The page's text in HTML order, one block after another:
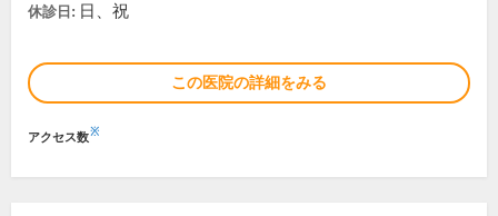
休診日: 日、祝
この医院の詳細をみる
アクセス数※